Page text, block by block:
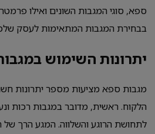
ספא, סוגי המגבות השונים ואילו
בבחירת המגבות המתאימות לעסק
יתרונות השימוש
מגבות ספא מציעות מספר יתרונות
הלקוח. ראשית, מדובר במגבות רכות
לתחושת הרוגע והשלווה. המגע הרך של